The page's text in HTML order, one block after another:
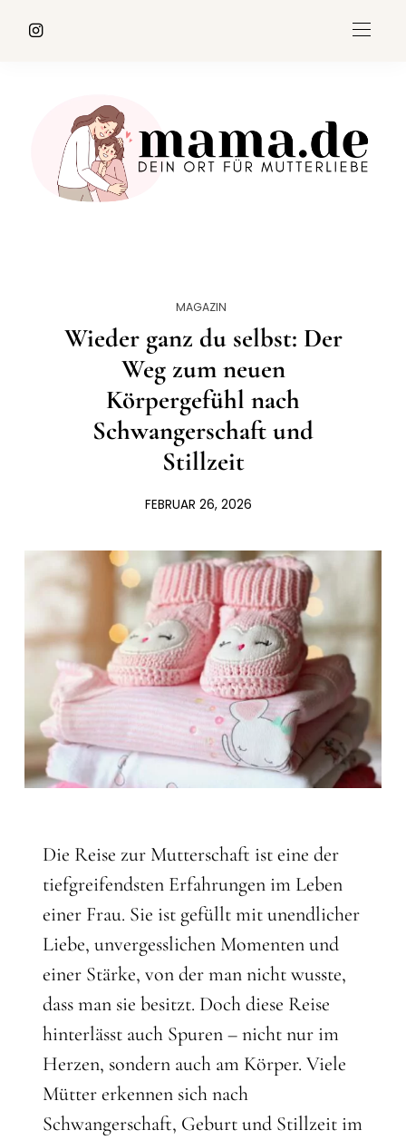
MAGAZIN
Wieder ganz du selbst: Der
Weg zum neuen
Körpergefühl nach
Schwangerschaft und
Stillzeit
FEBRUAR 26, 2026
Die Reise zur Mutterschaft ist eine der
tiefgreifendsten Erfahrungen im Leben
einer Frau. Sie ist gefüllt mit unendlicher
Liebe, unvergesslichen Momenten und
einer Stärke, von der man nicht wusste,
dass man sie besitzt. Doch diese Reise
hinterlässt auch Spuren – nicht nur im
Herzen, sondern auch am Körper. Viele
Mütter erkennen sich nach
Schwangerschaft, Geburt und Stillzeit im